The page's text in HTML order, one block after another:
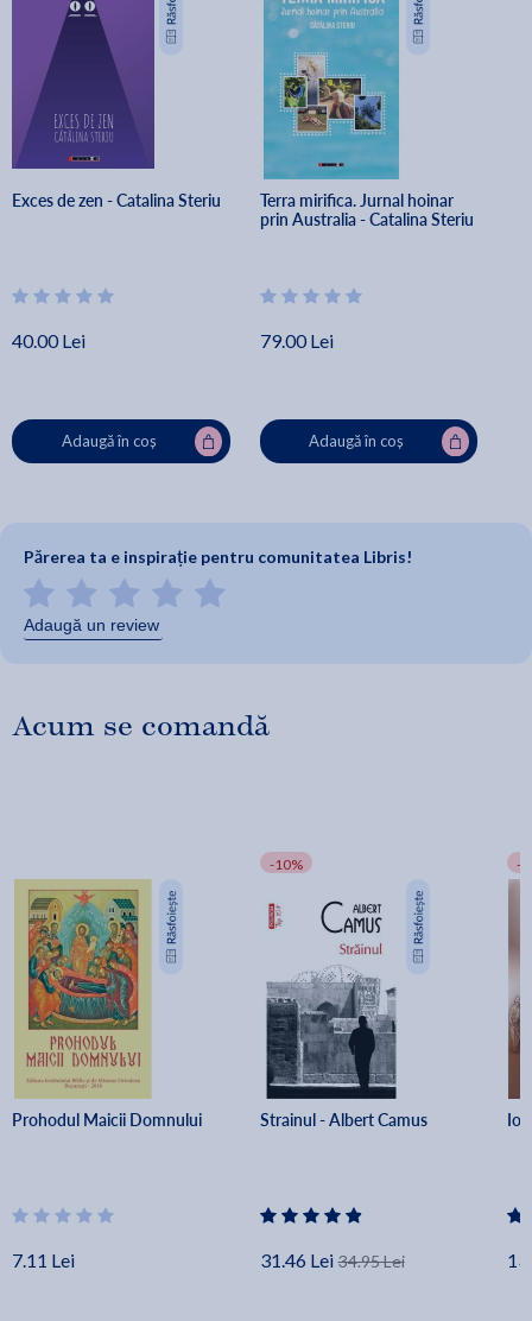
Exces de zen - Catalina Steriu
40.00 Lei
Adaugă în coș
Terra mirifica. Jurnal hoinar
prin Australia - Catalina Steriu
79.00 Lei
Adaugă în coș
Părerea ta e inspirație pentru comunitatea Libris!
Adaugă un review
Acum se comandă
Prohodul Maicii Domnului
7.11 Lei
-10%
Strainul - Albert Camus
31.46 Lei 34.95 Lei
-